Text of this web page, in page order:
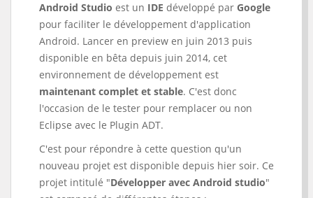
Android Studio est un IDE développé par Google
pour faciliter le développement d'application
Android. Lancer en preview en juin 2013 puis
disponible en bêta depuis juin 2014, cet
environnement de développement est
maintenant complet et stable. C'est donc
l'occasion de le tester pour remplacer ou non
Eclipse avec le Plugin ADT.
C'est pour répondre à cette question qu'un
nouveau projet est disponible depuis hier soir. Ce
projet intitulé "Développer avec Android studio"